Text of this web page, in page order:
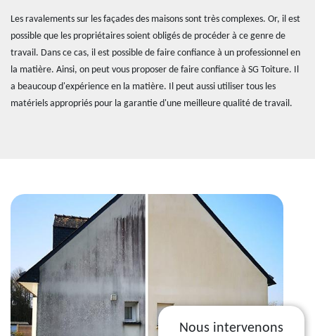
Les ravalements sur les façades des maisons sont très complexes. Or, il est
possible que les propriétaires soient obligés de procéder à ce genre de
travail. Dans ce cas, il est possible de faire confiance à un professionnel en
la matière. Ainsi, on peut vous proposer de faire confiance à SG Toiture. Il
a beaucoup d'expérience en la matière. Il peut aussi utiliser tous les
matériels appropriés pour la garantie d'une meilleure qualité de travail.
Nous intervenons